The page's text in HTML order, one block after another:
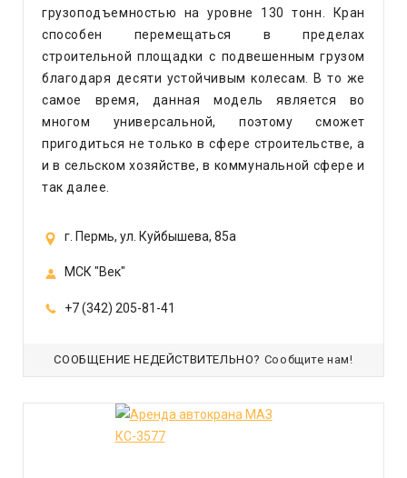
грузоподъемностью на уровне 130 тонн. Кран
способен перемещаться в пределах
строительной площадки с подвешенным грузом
благодаря десяти устойчивым колесам. В то же
самое время, данная модель является во
многом универсальной, поэтому сможет
пригодиться не только в сфере строительстве, а
и в сельском хозяйстве, в коммунальной сфере и
так далее.
г. Пермь, ул. Куйбышева, 85а
МСК "Век"
+7 (342) 205-81-41
СООБЩЕНИЕ НЕДЕЙСТВИТЕЛЬНО? Сообщите нам!